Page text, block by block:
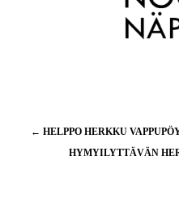
Artikkelien
← HELPPO HERKKU
HYMYILYTTÄVÄN